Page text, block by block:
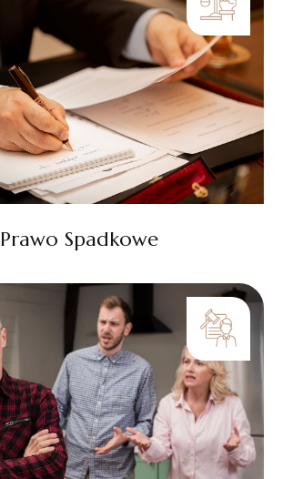
Prawo Spadkowe